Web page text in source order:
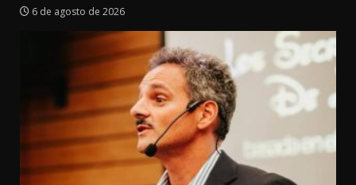
6 de agosto de 2026